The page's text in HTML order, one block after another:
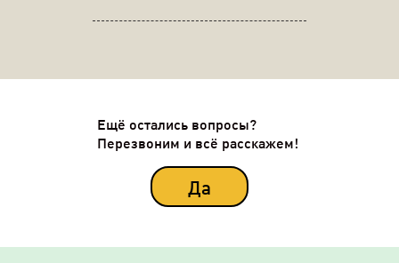
Ещё остались вопросы?
Перезвоним и всё расскажем!
Да